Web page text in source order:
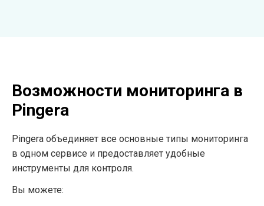
Возможности мониторинга в
Pingera
Pingera объединяет все основные типы мониторинга
в одном сервисе и предоставляет удобные
инструменты для контроля.
Вы можете: